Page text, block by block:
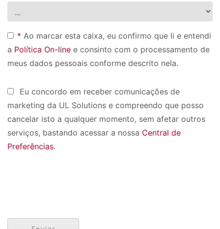
* Ao marcar esta caixa, eu confirmo que li e entendi
a Política On-line e consinto com o processamento de
meus dados pessoais conforme descrito nela.
Eu concordo em receber comunicações de
marketing da UL Solutions e compreendo que posso
cancelar isto a qualquer momento, sem afetar outros
serviços, bastando acessar a nossa Central de
Preferências.